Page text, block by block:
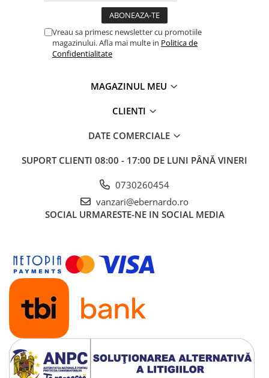
Falci pentru 4 bacuri PS4/ PO4
Fălcile pentru 3-bacuri DK11
Fălcile pentru 4-bacuri DK12
Mandrină cu 3 fălci din fontă
Mandrină cu 4 fălci din otel
Standuri pentru strunguri
Instrumente de prindere
Dispozitive de prindere pentru
Menghine
Mese rotative / mese inclinabile /
Etape XY
Papusa mobila / con de centrare
Instrumente de masurare
Afisaj digital
Bloc ecartament, masurare și
testare
Vreau sa primesc newsletter cu promotiile
magazinului. Afla mai multe in Politica de
Confidentialitate
MAGAZINUL MEU
CLIENTI
DATE COMERCIALE
SUPORT CLIENTI 08:00 - 17:00 DE LUNI PÂNĂ VINERI
0730260454
vanzari@ebernardo.ro
SOCIAL URMARESTE-NE IN SOCIAL MEDIA